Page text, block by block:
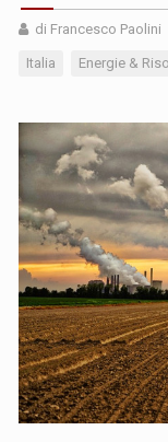
di Francesco Paolini
Italia Energie &